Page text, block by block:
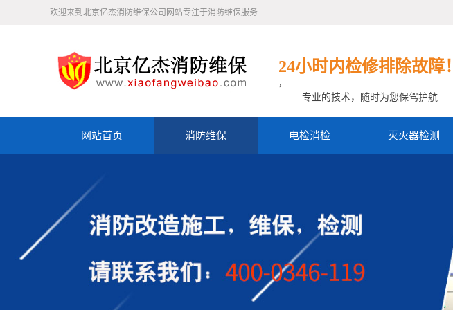
欢迎来到北京亿杰消防维保公司网站专注于消防维保服务
24小时内检修排除故障！
，
专业的技术，随时为您保驾护航
网站首页 消防维保 电检消检 灭火器检测